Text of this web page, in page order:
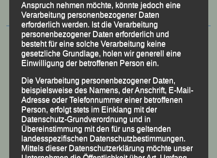
50 Jahre LG Passau
Festzschrift
Anspruch nehmen möchte, könnte jedoch eine
Verarbeitung personenbezogener Daten
erforderlich werden. Ist die Verarbeitung
personenbezogener Daten erforderlich und
besteht für eine solche Verarbeitung keine
gesetzliche Grundlage, holen wir generell eine
Einwilligung der betroffenen Person ein.
Die Verarbeitung personenbezogener Daten,
beispielsweise des Namens, der Anschrift, E-Mail-
Adresse oder Telefonnummer einer betroffenen
Person, erfolgt stets im Einklang mit der
Datenschutz-Grundverordnung und in
Übereinstimmung mit den für uns geltenden
landesspezifischen Datenschutzbestimmungen.
Mittels dieser Datenschutzerklärung möchte unser